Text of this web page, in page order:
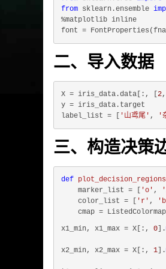
from sklearn.ensemble
%matplotlib inline
font =
二、导入数据
X = iris_data.data[:, [ 2,
y = iris_data.target
label_list = [
'山鸢尾' , '
三、构造决策
def plot_decision_regions
    marker_list = [
'o' ,
    color_list = [
'r' ,
cmap =
x1_min, x1_max = X[:, 0 ].
x2_min, x2_max = X[:, 1 ].